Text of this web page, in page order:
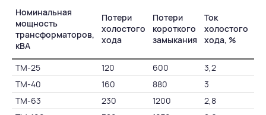
Номинальная
мощность
трансформаторов,
кВА
Потери
холостого
хода
Потери
короткого
замыкания
Ток
холостого
хода, %
ТМ-25
120 600 3,2
ТМ-40
160 880 3
ТМ-63
230 1200 2,8